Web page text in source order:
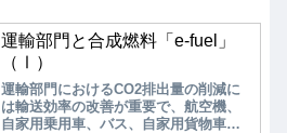
運輸部門と合成燃料「e-fuel」
（Ⅰ）
運輸部門におけるCO2排出量の削減に
は輸送効率の改善が重要で、航空機、
自家用乗用車、バス、自家用貨物車が